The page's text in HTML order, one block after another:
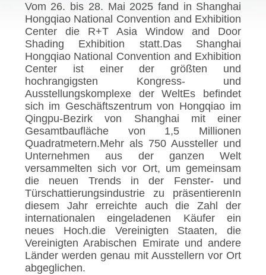
NACHRICHTEN
FÄLLE
SITEMAP
DATENSCHUTZRICHTLINIE
Vom 26. bis 28. Mai 2025 fand in Shanghai
Hongqiao National Convention and Exhibition
Center die R+T Asia Window and Door
Shading Exhibition statt.Das Shanghai
Hongqiao National Convention and Exhibition
Center ist einer der größten und
hochrangigsten Kongress- und
Ausstellungskomplexe der WeltEs befindet
sich im Geschäftszentrum von Hongqiao im
Qingpu-Bezirk von Shanghai mit einer
Gesamtbaufläche von 1,5 Millionen
Quadratmetern.Mehr als 750 Aussteller und
Unternehmen aus der ganzen Welt
versammelten sich vor Ort, um gemeinsam
die neuen Trends in der Fenster- und
Türschattierungsindustrie zu präsentierenIn
diesem Jahr erreichte auch die Zahl der
internationalen eingeladenen Käufer ein
neues Hoch.die Vereinigten Staaten, die
Vereinigten Arabischen Emirate und andere
Länder werden genau mit Ausstellern vor Ort
abgeglichen.